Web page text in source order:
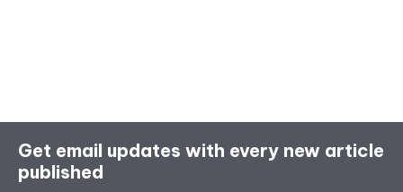
Get email updates with every new article
published